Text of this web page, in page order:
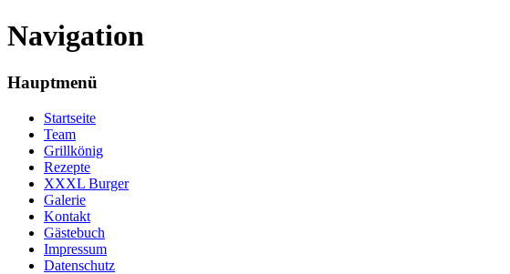
Navigation
Hauptmenü
Startseite
Team
Grillkönig
Rezepte
XXXL Burger
Galerie
Kontakt
Gästebuch
Impressum
Datenschutz